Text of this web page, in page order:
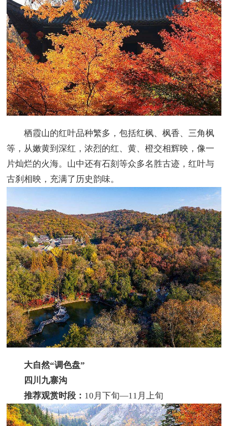
栖霞山的红叶品种繁多，包括红枫、枫香、三角枫
等，从嫩黄到深红，浓烈的红、黄、橙交相辉映，像一
片灿烂的火海。山中还有石刻等众多名胜古迹，红叶与
古刹相映，充满了历史韵味。
大自然“调色盘”
四川九寨沟
推荐观赏时段： 10月下旬—11月上旬